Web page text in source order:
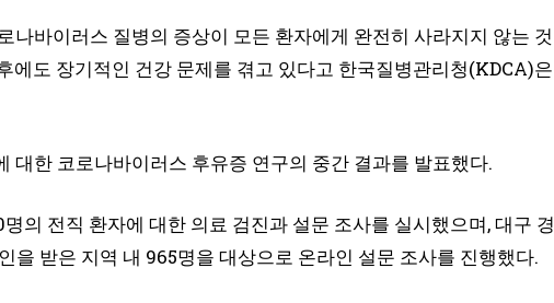
나바이러스 질병의 증상이 모든 환자에게 완전히 사라지지 않는 것
에도 장기적인 건강 문제를 겪고 있다고 한국질병관리청(KDCA)은
대한 코로나바이러스 후유증 연구의 중간 결과를 발표했다.
의 전직 환자에 대한 의료 검진과 설문 조사를 실시했으며, 대구 경
을 받은 지역 내 965명을 대상으로 온라인 설문 조사를 진행했다.